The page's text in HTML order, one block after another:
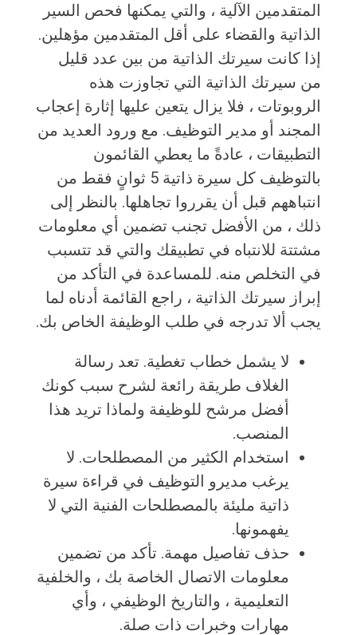
المتقدمين الآلية ، والتي يمكنها فحص السير
الذاتية والقضاء على أقل المتقدمين مؤهلين.
إذا كانت سيرتك الذاتية من بين عدد قليل
من سيرتك الذاتية التي تجاوزت هذه
الروبوتات ، فلا يزال يتعين عليها إثارة إعجاب
المجند أو مدير التوظيف. مع ورود العديد من
التطبيقات ، عادةً ما يعطي القائمون
بالتوظيف كل سيرة ذاتية 5 ثوانٍ فقط من
انتباههم قبل أن يقرروا تجاهلها. بالنظر إلى
ذلك ، من الأفضل تجنب تضمين أي معلومات
مشتتة للانتباه في تطبيقك والتي قد تتسبب
في التخلص منه. للمساعدة في التأكد من
إبراز سيرتك الذاتية ، راجع القائمة أدناه لما
يجب ألا تدرجه في طلب الوظيفة الخاص بك.
لا يشمل خطاب تغطية. تعد رسالة
الغلاف طريقة رائعة لشرح سبب كونك
أفضل مرشح للوظيفة ولماذا تريد هذا
المنصب.
استخدام الكثير من المصطلحات. لا
يرغب مديرو التوظيف في قراءة سيرة
ذاتية مليئة بالمصطلحات الفنية التي لا
يفهمونها.
حذف تفاصيل مهمة. تأكد من تضمين
معلومات الاتصال الخاصة بك ، والخلفية
التعليمية ، والتاريخ الوظيفي ، وأي
مهارات وخبرات ذات صلة.